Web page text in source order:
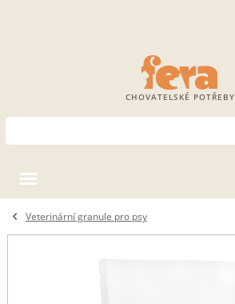
CHOVATELSKÉ POTŘEBY
Veterinární granule pro psy